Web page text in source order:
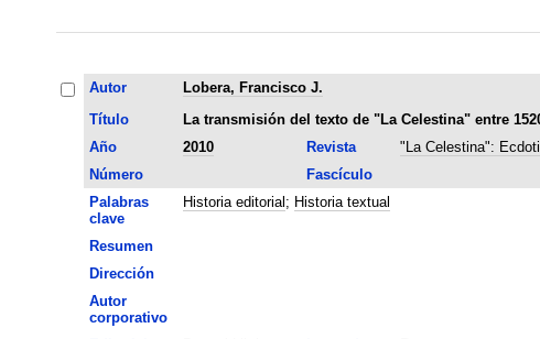
Autor
Lobera, Francisco J.
Título
La transmisión del texto de "La Celestina" entre
Año
2010 Revista "La Celestina":
Número
Fascículo
Palabras
clave
Historia editorial ; Historia textual
Resumen
Dirección
Autor
corporativo